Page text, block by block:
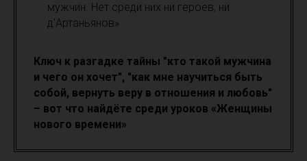
мужчин. Нет среди них ни героев, ни
д'Артаньянов»
Ключ к разгадке тайны "кто такой мужчина
и чего он хочет", "как мне научиться быть
собой, вернуть веру в отношения и любовь"
– вот что найдёте среди уроков «Женщины
нового времени»